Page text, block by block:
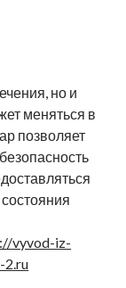
но и
меняться в
позволяет
vyvod-iz-
2.ru